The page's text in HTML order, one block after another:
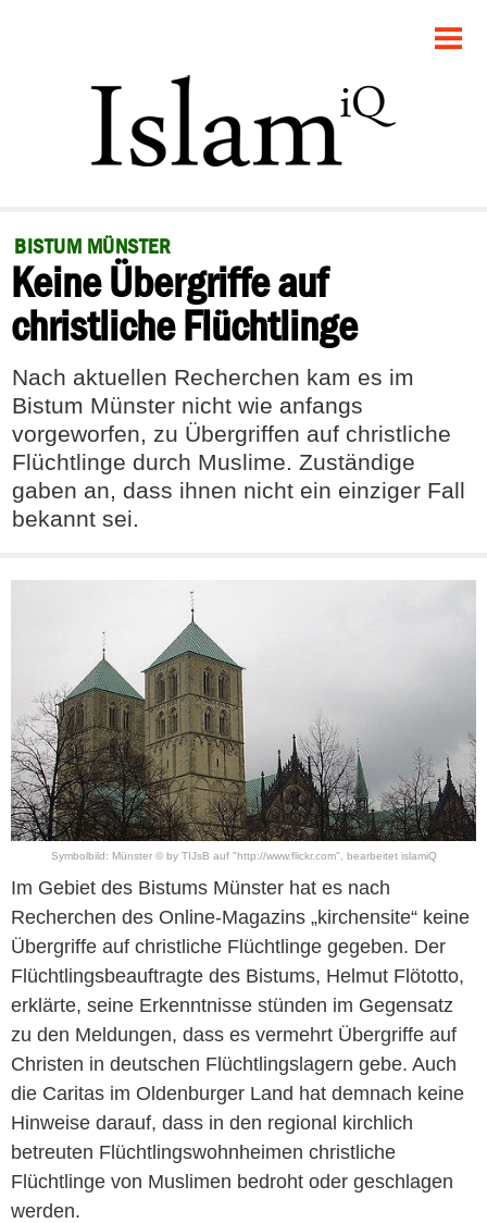
POLITIK
GESELLSCHAFT
RECHT
FEUILLETON
DEBATTE
BISTUM MÜNSTER
Keine Übergriffe auf
christliche Flüchtlinge
Nach aktuellen Recherchen kam es im
Bistum Münster nicht wie anfangs
vorgeworfen, zu Übergriffen auf christliche
Flüchtlinge durch Muslime. Zuständige
gaben an, dass ihnen nicht ein einziger Fall
bekannt sei.
Symbolbild: Münster © by TIJsB auf "http://www.flickr.com", bearbeitet islamiQ
Im Gebiet des Bistums Münster hat es nach
Recherchen des Online-Magazins „kirchensite“ keine
Übergriffe auf christliche Flüchtlinge gegeben. Der
Flüchtlingsbeauftragte des Bistums, Helmut Flötotto,
erklärte, seine Erkenntnisse stünden im Gegensatz
zu den Meldungen, dass es vermehrt Übergriffe auf
Christen in deutschen Flüchtlingslagern gebe. Auch
die Caritas im Oldenburger Land hat demnach keine
Hinweise darauf, dass in den regional kirchlich
betreuten Flüchtlingswohnheimen christliche
Flüchtlinge von Muslimen bedroht oder geschlagen
werden.